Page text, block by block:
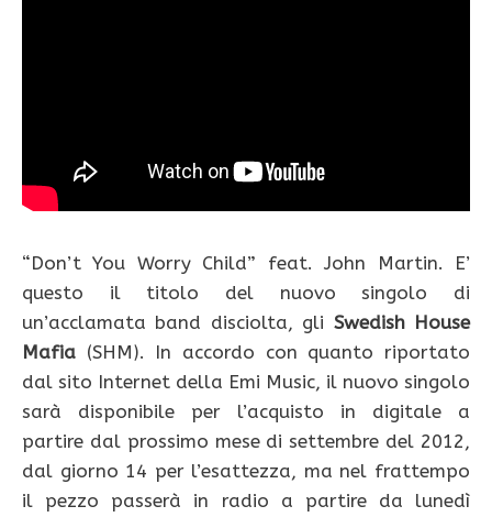
“Don’t You Worry Child” feat. John Martin. E’
questo il titolo del nuovo singolo di
un’acclamata band disciolta, gli Swedish House
Mafia (SHM). In accordo con quanto riportato
dal sito Internet della Emi Music, il nuovo singolo
sarà disponibile per l’acquisto in digitale a
partire dal prossimo mese di settembre del 2012,
dal giorno 14 per l’esattezza, ma nel frattempo
il pezzo passerà in radio a partire da lunedì